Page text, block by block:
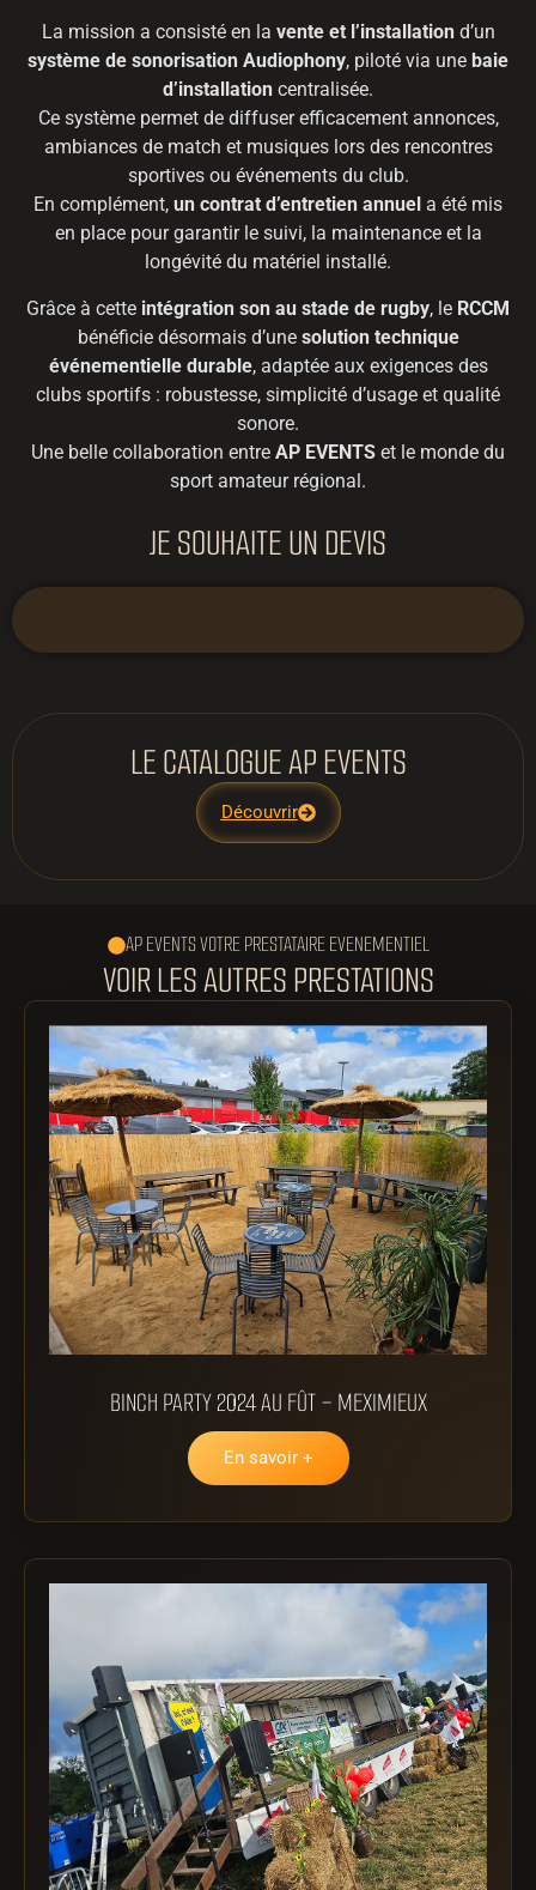
La mission a consisté en la vente et l’installationd’un
système de sonorisation Audiophony, piloté via une baie
d’installation centralisée.
Ce système permet de diffuser efficacement annonces,
ambiances de match et musiques lors des rencontres
sportives ou événements du club.
En complément, un contrat d’entretien annuel a été mis
en place pour garantir le suivi, la maintenance et la
longévité du matériel installé.
Grâce à cette intégration son au stade de rugby, le RCCM
bénéficie désormais d’une solution technique
événementielle durable, adaptée aux exigences des
clubs sportifs : robustesse, simplicité d’usage et qualité
sonore.
Une belle collaboration entre AP EVENTS et le monde du
sport amateur régional.
JE SOUHAITE UN DEVIS
LE CATALOGUE AP EVENTS
Découvrir
AP EVENTS VOTRE PRESTATAIRE EVENEMENTIEL
VOIR LES AUTRES PRESTATIONS
BINCH PARTY 2024 AU FÛT – MEXIMIEUX
En savoir +